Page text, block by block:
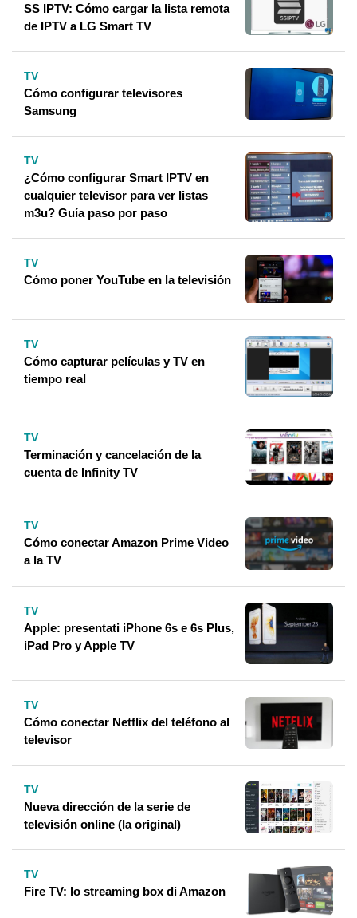
SS IPTV: Cómo cargar la lista remota
de IPTV a LG Smart TV
TV
Cómo configurar televisores
Samsung
TV
¿Cómo configurar Smart IPTV en
cualquier televisor para ver listas
m3u? Guía paso por paso
TV
Cómo poner YouTube en la televisión
TV
Cómo capturar películas y TV en
tiempo real
TV
Terminación y cancelación de la
cuenta de Infinity TV
TV
Cómo conectar Amazon Prime Video
a la TV
TV
Apple: presentati iPhone 6s e 6s Plus,
iPad Pro y Apple TV
TV
Cómo conectar Netflix del teléfono al
televisor
TV
Nueva dirección de la serie de
televisión online (la original)
TV
Fire TV: lo streaming box di Amazon